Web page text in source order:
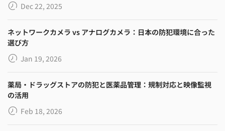
Dec 22, 2025
ネットワークカメラ vs アナログカメラ：日本の防犯環境に合った
選び方
Jan 19, 2026
薬局・ドラッグストアの防犯と医薬品管理：規制対応と映像監視
の活用
Feb 18, 2026